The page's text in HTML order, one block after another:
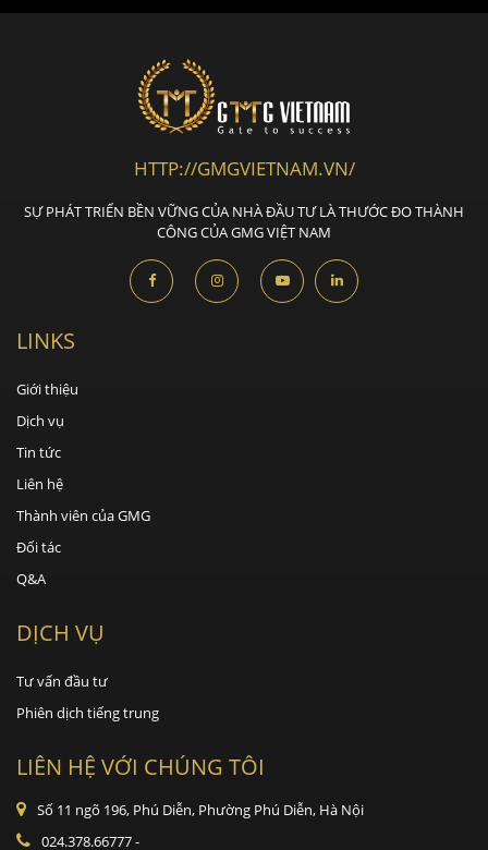
HTTP://GMGVIETNAM.VN/
SỰ PHÁT TRIỂN BỀN VỮNG CỦA NHÀ ĐẦU TƯ LÀ THƯỚC ĐO THÀNH
CÔNG CỦA GMG VIỆT NAM
LINKS
Giới thiệu
Dịch vụ
Tin tức
Liên hệ
Thành viên của GMG
Đối tác
Q&A
DỊCH VỤ
Tư vấn đầu tư
Phiên dịch tiếng trung
LIÊN HỆ VỚI CHÚNG TÔI
Số 11 ngõ 196, Phú Diễn, Phường Phú Diễn, Hà Nội
024.378.66777-